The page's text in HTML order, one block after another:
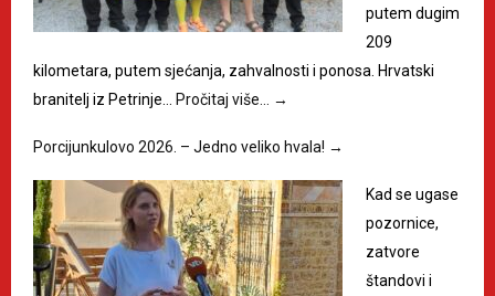
putem dugim
209
kilometara, putem sjećanja, zahvalnosti i ponosa. Hrvatski
branitelj iz Petrinje…
Pročitaj više… →
Porcijunkulovo 2026. – Jedno veliko hvala! →
Kad se ugase
pozornice,
zatvore
štandovi i